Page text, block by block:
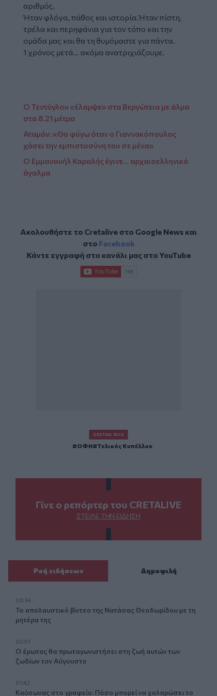
αριθμός.
Ήταν φλόγα, πάθος και ιστορία.Ήταν πίστη,
τρέλα και περηφάνια για τον τόπο και την
ομάδα μας και θα τη θυμόμαστε για πάντα.
1 χρόνος μετά… ακόμα ανατριχιάζουμε.
Ο Τεντόγλου «έλαμψε» στα Βεργώτεια με άλμα
στα 8.21 μέτρα
Αταμάν: «Θα φύγω όταν ο Γιαννακόπουλος
χάσει την εμπιστοσύνη του σε μένα»
Ο Εμμανουήλ Καραλής έγινε... αρχαιοελληνικό
άγαλμα
Ακολουθήστε το Cretalive στο Google Newsκαι
στο Facebook
Κάντε εγγραφή στο κανάλι μας στοYouTube
ΣΧΕΤΙΚΆ TAGS
ΟΦΗ Τελικός Κυπέλλου
Γίνε ο ρεπόρτερ του CRETALIVE
ΣΤΕΊΛΕ ΤΗΝ ΕΊΔΗΣΗ
Ροή ειδήσεων Δημοφιλή
03:34
Το απολαυστικό βίντεο της Νατάσας Θεοδωρίδου με τη
μητέρα της
02:51
Ο έρωτας θα πρωταγωνιστήσει στη ζωή αυτών των
ζωδίων τον Αύγουστο
01:42
Καύσωνας στο γραφείο: Πόσο μπορεί να χαλαρώσει το